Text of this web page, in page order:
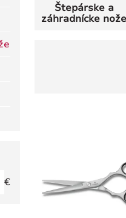
€
Štepárske a
záhradnícke nože